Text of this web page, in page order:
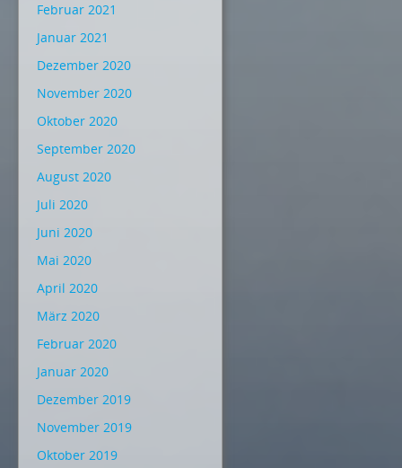
Februar 2021
Januar 2021
Dezember 2020
November 2020
Oktober 2020
September 2020
August 2020
Juli 2020
Juni 2020
Mai 2020
April 2020
März 2020
Februar 2020
Januar 2020
Dezember 2019
November 2019
Oktober 2019